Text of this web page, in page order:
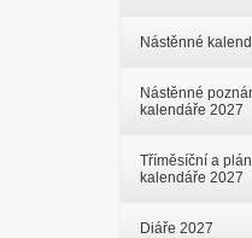
Nástěnné
Nástěnné
kalendáře 2027
Tříměsíční a
kalendáře 2027
Diáře 2027